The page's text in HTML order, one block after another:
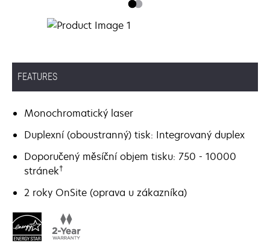
FEATURES
Monochromatický laser
Duplexní (oboustranný) tisk: Integrovaný duplex
Doporučený měsíční objem tisku: 750 - 10000
stránek†
2 roky OnSite (oprava u zákazníka)